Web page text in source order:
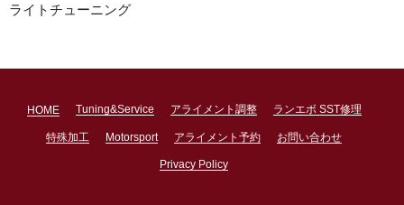
ライトチューニング
HOME Tuning&Service アライメント調整 ランエボ SST修理
特殊加工 Motorsport アライメント予約 お問い合わせ
Privacy Policy